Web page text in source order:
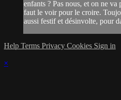
enfants ? Pas nous, et on ne
faut le voir pour le croire.
aussi festif et désinvolte, pour
Help Terms Privacy Cookies Sign in
×